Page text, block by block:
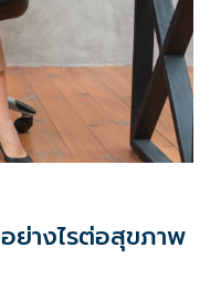
ย่างไรต่อสุขภาพ